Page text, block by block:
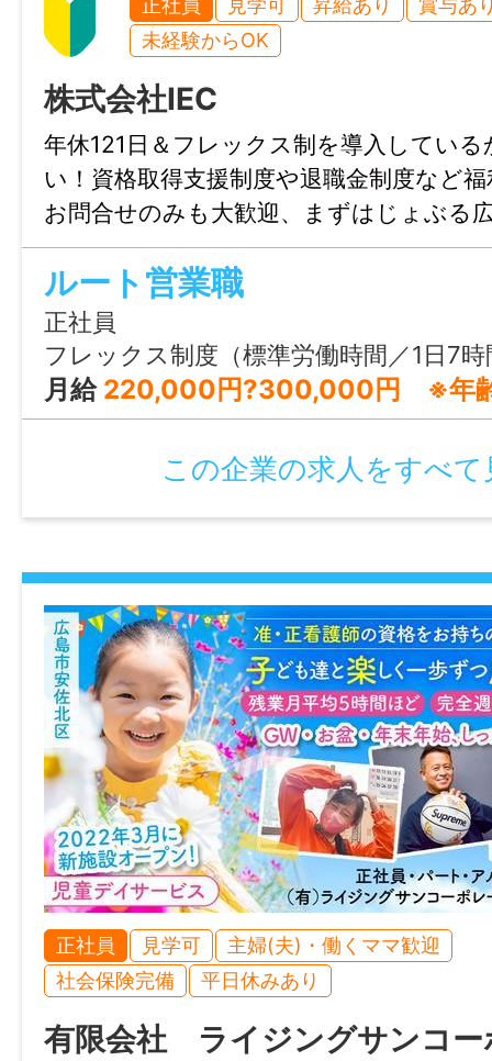
+資格手当：10,000円～20,000円
※経験者は月給300,000円～350,000円で
す。能力・経験・年齢などを考慮のうえ、
ます。
給与モデル
月給 274,531円～328,438円
・基本給：250,000円～300,000円
・残業手当：約19,531円〜23,438円（10時
・通信費：5,000円
・残業手当：約23,438円〜27,344円（10
・通信費：5,000円
賞与
社内規定あり
年間休日
108日
雇用形態
正社員
経験
未経験歓迎！
正社員 見学可 昇給あり
賞与あ
未経験からOK
株式会社IEC
年休121日＆フレックス制を導入してい
い！資格取得支援制度や退職金制度など
お問合せのみも大歓迎、まずはじょぶる
にご連絡ください。
ルート営業職
正社員
フレックス制度（標準労働時間／1日7時間50分） ※標準労働時間帯／
月給 220,000円?300,000円 ※年齢・経験・能力を考慮の上決定いたし
この企業の求人をすべて
正社員 見学可
主婦(夫)・働くママ歓迎
社会保険完備
平日休みあり
有限会社 ライジングサンコー